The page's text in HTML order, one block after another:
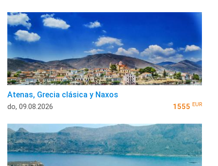
Atenas, Grecia clásica y Naxos
do, 09.08.2026 1555 EUR